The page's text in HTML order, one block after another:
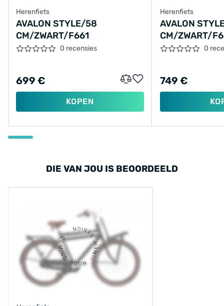
Herenfiets
AVALON STYLE/58
CM/ZWART/F661
0 recensies
699 €
KOPEN
Herenfiets
AVALON
CM/ZWART/
0
749 €
DIE VAN JOU IS BEOORDEELD